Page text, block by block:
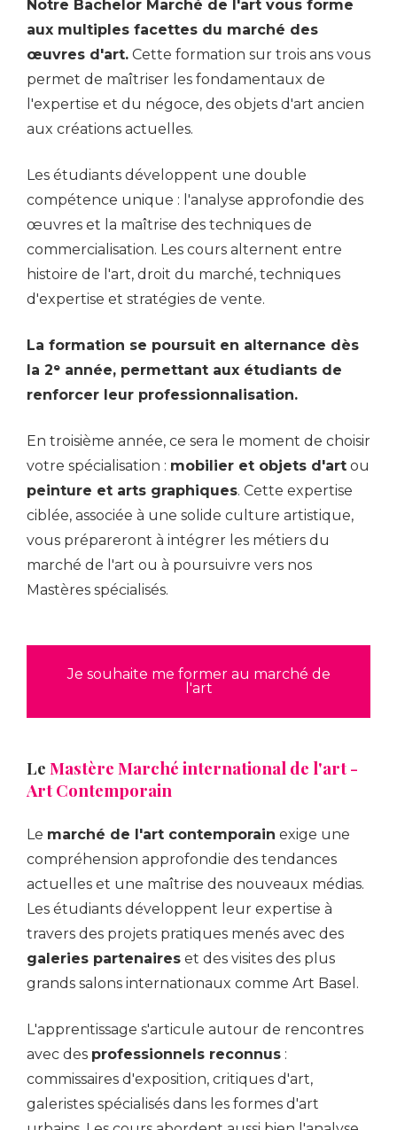
Notre Bachelor Marché de l'art vous forme
aux multiples facettes du marché des
œuvres d'art. Cette formation sur trois ans vous
permet de maîtriser les fondamentaux de
l'expertise et du négoce, des objets d'art ancien
aux créations actuelles.
Les étudiants développent une double
compétence unique : l'analyse approfondie des
œuvres et la maîtrise des techniques de
commercialisation. Les cours alternent entre
histoire de l'art, droit du marché, techniques
d'expertise et stratégies de vente.
La formation se poursuit en alternance dès
la 2ᵉ année, permettant aux étudiants de
renforcer leur professionnalisation.
En troisième année, ce sera le moment de choisir
votre spécialisation : mobilier et objets d'art ou
peinture et arts graphiques. Cette expertise
ciblée, associée à une solide culture artistique,
vous prépareront à intégrer les métiers du
marché de l'art ou à poursuivre vers nos
Mastères spécialisés.
Je souhaite me former au marché de
l'art
Le Mastère Marché international de l'art -
Art Contemporain
Le marché de l'art contemporain exige une
compréhension approfondie des tendances
actuelles et une maîtrise des nouveaux médias.
Les étudiants développent leur expertise à
travers des projets pratiques menés avec des
galeries partenaires et des visites des plus
grands salons internationaux comme Art Basel.
L'apprentissage s'articule autour de rencontres
avec des professionnels reconnus :
commissaires d'exposition, critiques d'art,
galeristes spécialisés dans les formes d'art